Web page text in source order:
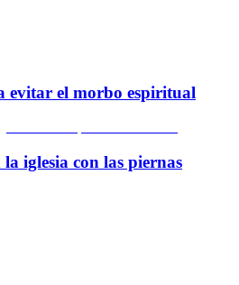
evitar el morbo espiritual
la iglesia con las piernas